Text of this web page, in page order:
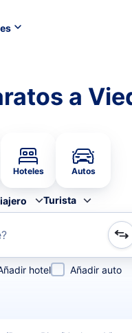
a
Hoteles Autos
Turista
por ciudad o
hotel Añadir auto